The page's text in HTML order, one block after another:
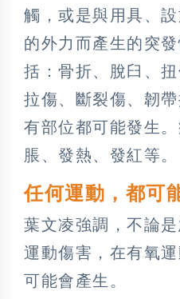
觸，或是與用具、
的外力而產生的突
括：骨折、脫臼、
拉傷、斷裂傷、韌
有部位都可能發生
脹、發熱、發紅等。
任何運動，都可
葉文凌強調，不論
運動傷害，在有氧
可能會產生。